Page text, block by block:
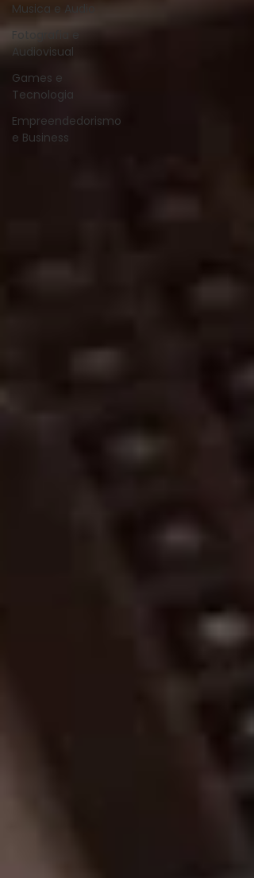
Musica e Audio
Fotografia e
Audiovisual
Games e
Tecnologia
Empreendedorismo
e Business